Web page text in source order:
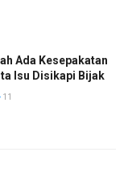
Ada Kesepakatan
Isu Disikapi Bijak
11